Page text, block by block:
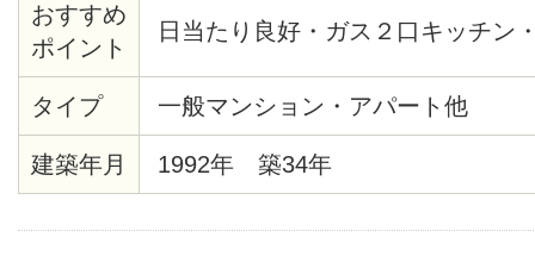
おすすめ
ポイント
日当たり良好・ガス２口キッチン
タイプ 一般マンション・アパート他
建築年月 1992年 築34年